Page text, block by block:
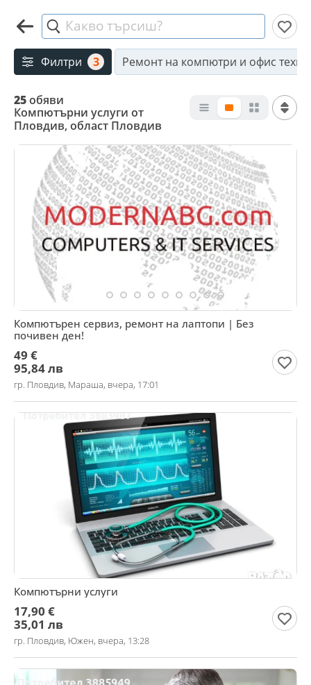
Какво търсиш?
Филтри 3 Ремонт на компютри и офис
25обяви
Компютърни услуги от
Пловдив, област Пловдив
Компютърен сервиз, ремонт на лаптопи | Без
почивен ден!
49 €
95,84 лв
гр. Пловдив, Мараша, вчера, 17:01
Компютърни услуги
17,90 €
35,01 лв
гр. Пловдив, Южен, вчера, 13:28